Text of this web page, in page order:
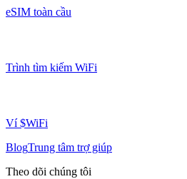
eSIM toàn cầu
Trình tìm kiếm WiFi
Ví $WiFi
BlogTrung tâm trợ giúp
Theo dõi chúng tôi